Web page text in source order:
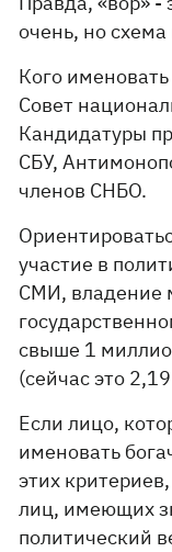
очень, но
Кого
Совет
Кандидатуры
СБУ,
членов СНБО.
участие в
СМИ, владение
свыше 1
(сейчас это
Если лицо,
именовать
этих
лиц, имеющих
политический